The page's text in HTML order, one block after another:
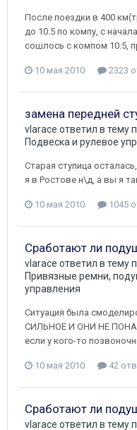
После поездки в 400
до 10.5 по компу, с
сошлось с компом 10.5,
10 мая 2010 2323
замена передней
vlarace ответил в тему
Подвеска и рулевое
Старая ступица
я в Ростове н\д, а вы я
10 мая 2010 1045
Сработают ли
vlarace ответил в тему
Привязные ремни,
управления
Ситуация была
СИЛЬНОЕ И ОНИ НЕ
если у кого-то
10 мая 2010 42
Сработают ли
vlarace ответил в тему